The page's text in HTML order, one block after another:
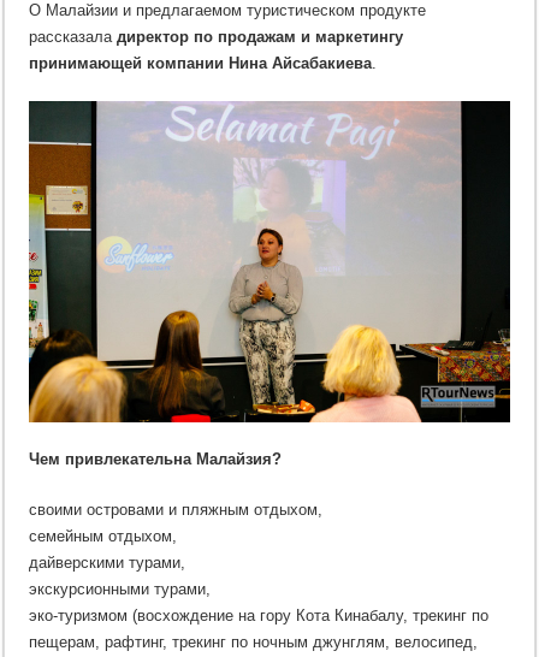
О Малайзии и предлагаемом туристическом продукте
рассказаладиректор по продажам и маркетингу
принимающей компании Нина Айсабакиева.
Чем привлекательна Малайзия?
своими островами и пляжным отдыхом,
семейным отдыхом,
дайверскими турами,
экскурсионными турами,
эко-туризмом (восхождение на гору Кота Кинабалу, трекинг по
пещерам, рафтинг, трекинг по ночным джунглям, велосипед,